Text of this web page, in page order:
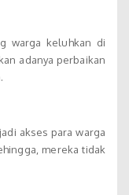
warga keluhkan di
adanya perbaikan
akses para warga
mereka tidak